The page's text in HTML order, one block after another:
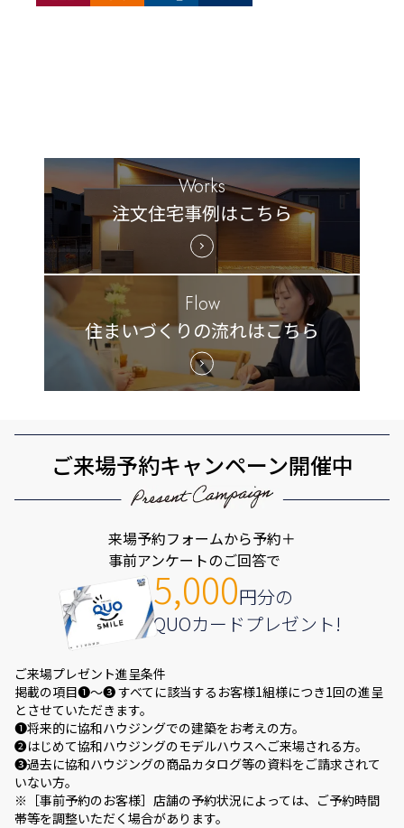
Works
注文住宅事例はこちら
Flow
住まいづくりの流れはこちら
ご来場予約キャンペーン開催中
5,000円分の
QUOカードプレゼント!
来場予約フォームから予約＋
事前アンケートのご回答で
ご来場プレゼント進呈条件
掲載の項目❶～❸ すべてに該当するお客様1組様につき1回の進呈
とさせていただきます。
❶将来的に協和ハウジングでの建築をお考えの方。
❷はじめて協和ハウジングのモデルハウスへご来場される方。
❸過去に協和ハウジングの商品カタログ等の資料をご請求されて
いない方。
※［事前予約のお客様］店舗の予約状況によっては、ご予約時間
帯等を調整いただく場合があります。